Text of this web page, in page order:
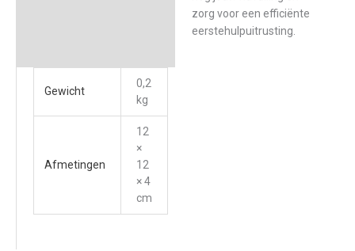
zorg voor een efficiënte
eerstehulpuitrusting.
Gewicht
0,2
kg
Afmetingen
12
×
12
× 4
cm